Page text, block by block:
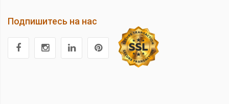
Подпишитесь на нас